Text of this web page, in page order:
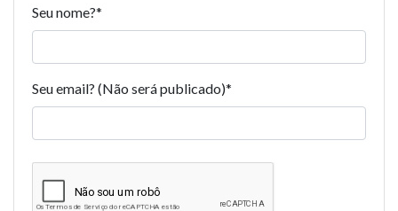
Seu nome?*
Seu email? (Não será publicado)*